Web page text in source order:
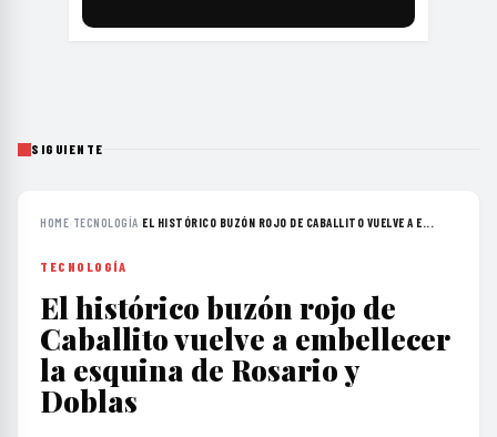
SIGUIENTE
HOME› TECNOLOGÍA›EL HISTÓRICO BUZÓN ROJO DE CABALLITO VUELVE A E...
TECNOLOGÍA
El histórico buzón rojo de
Caballito vuelve a embellecer
la esquina de Rosario y
Doblas